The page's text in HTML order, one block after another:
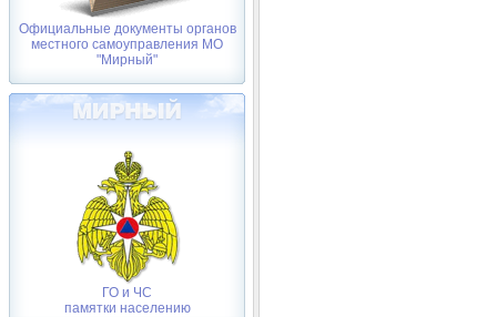
Официальные документы органов
местного самоуправления МО
"Мирный"
ГО и ЧС
памятки населению